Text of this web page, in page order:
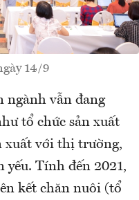
14/9
ngành vẫn đang
tổ chức sản xuất
xuất với thị trường,
yếu. Tính đến 2021,
kết chăn nuôi (tổ